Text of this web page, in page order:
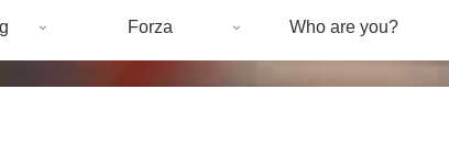
Forza Who are you?